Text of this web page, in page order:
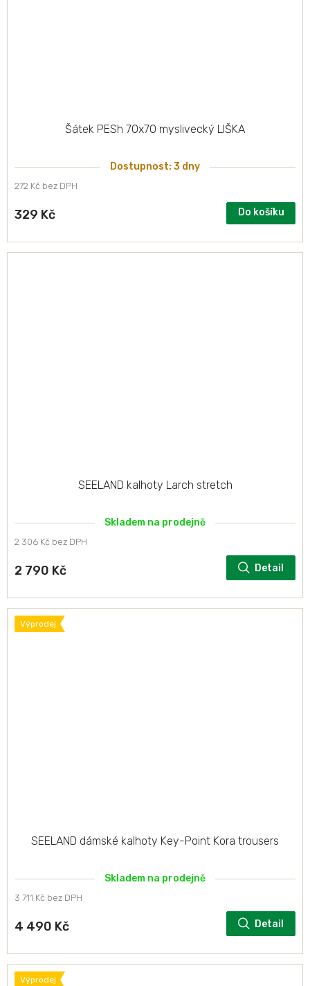
Šátek PESh 70x70 myslivecký LIŠKA
Dostupnost: 3 dny
272 Kč bez DPH
329 Kč Do košíku
SEELAND kalhoty Larch stretch
Skladem na prodejně
2 306 Kč bez DPH
2 790 Kč Detail
Výprodej
SEELAND dámské kalhoty Key-Point Kora trousers
Skladem na prodejně
3 711 Kč bez DPH
4 490 Kč Detail
Výprodej